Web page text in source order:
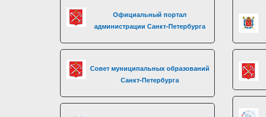
Официальный портал
администрации Санкт-Петербурга
Совет муниципальных образований
Санкт-Петербурга